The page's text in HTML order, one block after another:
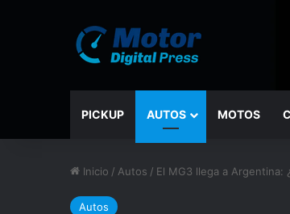
PICKUP AUTOS MOTOS
Inicio / Autos / El MG3 llega a Argentina:
Autos